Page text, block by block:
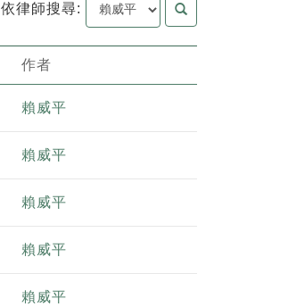
依律師搜尋:
作者
賴威平
賴威平
賴威平
賴威平
賴威平